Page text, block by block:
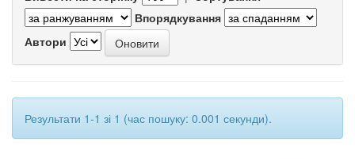
Впорядкування
Автори
Результати 1-1 зі 1 (час пошуку: 0.001 секунди).